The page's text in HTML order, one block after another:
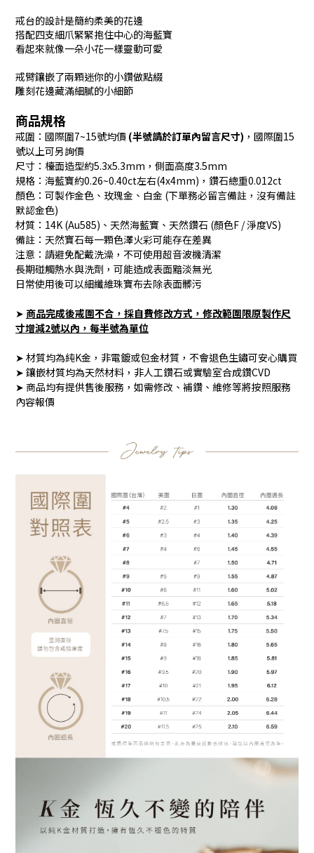
戒台的設計是簡約柔美的花邊
搭配四支細爪緊緊抱住中心的海藍寶
看起來就像一朵小花一樣靈動可愛
戒臂鑲嵌了兩顆迷你的小鑽做點綴
雕刻花邊藏滿細膩的小細節
商品規格
戒圍：國際圍7~15號均價 (半號請於訂單內留言尺寸) ，國際圍15
號以上可另詢價
尺寸：檯面造型約5.3x5.3mm，側面高度3.5mm
規格：海藍寶約0.26~0.40ct左右(4x4mm)，鑽石總重0.012ct
顏色：可製作金色、玫瑰金、白金 (下單務必留言備註，沒有備註
默認金色)
材質：14K (Au585)、天然海藍寶、天然鑽石 (顏色F / 淨度VS)
備註：天然寶石每一顆色澤火彩可能存在差異
注意：請避免配戴洗澡，不可使用超音波機清潔
長期碰觸熱水與洗劑，可能造成表面黯淡無光
日常使用後可以細纖維珠寶布去除表面髒污
➤ 商品完成後戒圍不合，採自費修改方式 ，修改範圍限原製作尺
寸增減2號以內，每半號為單位
➤ 材質均為純K金，非電鍍或包金材質，不會退色生鏽可安心購買
➤ 鑲嵌材質均為天然材料，非人工鑽石或實驗室合成鑽CVD
➤ 商品均有提供售後服務，如需修改、補鑽、維修等將按照服務
內容報價